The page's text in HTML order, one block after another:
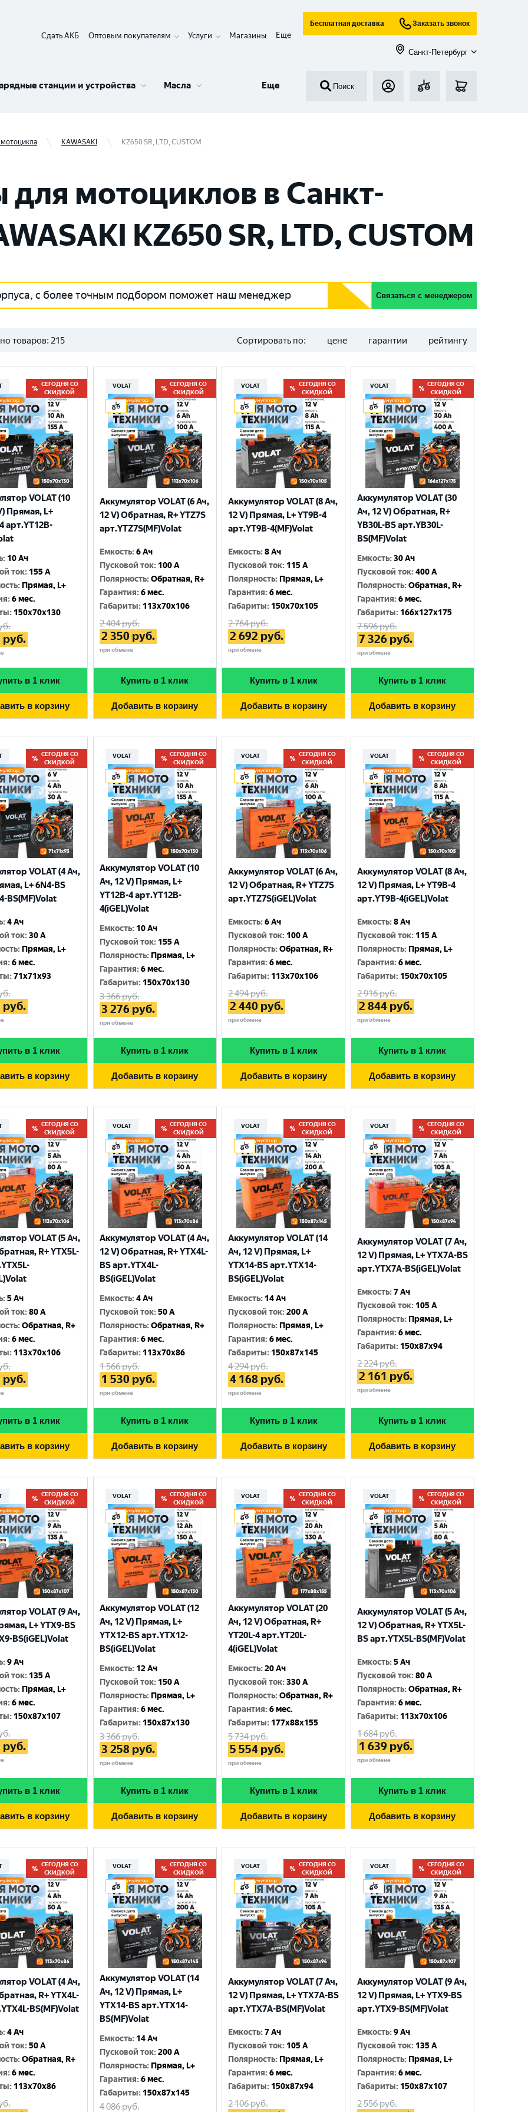
Сдать АКБ Оптовым покупателям Услуги Магазины Еще
Бесплатная доставка Заказать звонок
Санкт-Петербург
станции и устройства Масла Еще Поиск
KAWASAKI KZ650 SR, LTD, CUSTOM
мотоциклов в Санкт-
KZ650 SR, LTD, CUSTOM
с более точным подбором поможет наш менеджер Связаться с менеджером
товаров: 215 Сортировать по: цене гарантии рейтингу
СЕГОДНЯ СО
СКИДКОЙ
VOLAT (10
Прямая, L+
арт.YT12B-
: 10 Ач
ток: 155 A
: Прямая, L+
:6 мес.
: 150x70x130
руб.
в 1 клик
в корзину
VOLAT
СЕГОДНЯ СО
СКИДКОЙ
Аккумулятор VOLAT (6 Ач,
12 V) Обратная, R+ YTZ7S
арт.YTZ7S(MF)Volat
Емкость:6 Ач
Пусковой ток: 100 A
Полярность:Обратная, R+
Гарантия:6 мес.
Габариты: 113x70x106
2 404руб.
2 350 руб.
при обмене
Купить в 1 клик
Добавить в корзину
VOLAT
СЕГОДНЯ СО
СКИДКОЙ
Аккумулятор VOLAT (8 Ач,
12 V) Прямая, L+ YT9B-4
арт.YT9B-4(MF)Volat
Емкость:8 Ач
Пусковой ток: 115 A
Полярность: Прямая, L+
Гарантия:6 мес.
Габариты: 150x70x105
2 764руб.
2 692 руб.
при обмене
Купить в 1 клик
Добавить в корзину
VOLAT
СЕГОДНЯ СО
СКИДКОЙ
Аккумулятор VOLAT (30
Ач, 12 V) Обратная, R+
YB30L-BS арт.YB30L-
BS(MF)Volat
Емкость:30 Ач
Пусковой ток:400 A
Полярность:Обратная, R+
Гарантия:6 мес.
Габариты: 166x127x175
7 596руб.
7 326руб.
при обмене
Купить в 1 клик
Добавить в корзину
СЕГОДНЯ СО
СКИДКОЙ
VOLAT (4 Ач,
L+ 6N4-BS
BS(MF)Volat
:4 Ач
ток:30 A
: Прямая, L+
:6 мес.
:71x71x93
руб.
в 1 клик
в корзину
VOLAT
СЕГОДНЯ СО
СКИДКОЙ
Аккумулятор VOLAT (10
Ач, 12 V) Прямая, L+
YT12B-4 арт.YT12B-
4(iGEL)Volat
Емкость: 10 Ач
Пусковой ток: 155 A
Полярность: Прямая, L+
Гарантия:6 мес.
Габариты: 150x70x130
3 366руб.
3 276руб.
при обмене
Купить в 1 клик
Добавить в корзину
VOLAT
СЕГОДНЯ СО
СКИДКОЙ
Аккумулятор VOLAT (6 Ач,
12 V) Обратная, R+ YTZ7S
арт.YTZ7S(iGEL)Volat
Емкость:6 Ач
Пусковой ток: 100 A
Полярность:Обратная, R+
Гарантия:6 мес.
Габариты: 113x70x106
2 494руб.
2 440 руб.
при обмене
Купить в 1 клик
Добавить в корзину
VOLAT
СЕГОДНЯ СО
СКИДКОЙ
Аккумулятор VOLAT (8 Ач,
12 V) Прямая, L+ YT9B-4
арт.YT9B-4(iGEL)Volat
Емкость:8 Ач
Пусковой ток: 115 A
Полярность: Прямая, L+
Гарантия:6 мес.
Габариты: 150x70x105
2 916руб.
2 844руб.
при обмене
Купить в 1 клик
Добавить в корзину
СЕГОДНЯ СО
СКИДКОЙ
VOLAT (5 Ач,
R+ YTX5L-
:5 Ач
ток:80 A
:Обратная, R+
:6 мес.
: 113x70x106
руб.
в 1 клик
в корзину
VOLAT
СЕГОДНЯ СО
СКИДКОЙ
Аккумулятор VOLAT (4 Ач,
12 V) Обратная, R+ YTX4L-
BS арт.YTX4L-
BS(iGEL)Volat
Емкость:4 Ач
Пусковой ток:50 A
Полярность:Обратная, R+
Гарантия:6 мес.
Габариты: 113x70x86
1 566руб.
1 530 руб.
при обмене
Купить в 1 клик
Добавить в корзину
VOLAT
СЕГОДНЯ СО
СКИДКОЙ
Аккумулятор VOLAT (14
Ач, 12 V) Прямая, L+
YTX14-BS арт.YTX14-
BS(iGEL)Volat
Емкость: 14 Ач
Пусковой ток:200 A
Полярность: Прямая, L+
Гарантия:6 мес.
Габариты: 150x87x145
4 294руб.
4 168 руб.
при обмене
Купить в 1 клик
Добавить в корзину
VOLAT
СЕГОДНЯ СО
СКИДКОЙ
Аккумулятор VOLAT (7 Ач,
12 V) Прямая, L+ YTX7A-BS
арт.YTX7A-BS(iGEL)Volat
Емкость:7 Ач
Пусковой ток: 105 A
Полярность: Прямая, L+
Гарантия:6 мес.
Габариты: 150x87x94
2 224руб.
2 161 руб.
при обмене
Купить в 1 клик
Добавить в корзину
СЕГОДНЯ СО
СКИДКОЙ
VOLAT (9 Ач,
L+ YTX9-BS
BS(iGEL)Volat
:9 Ач
ток: 135 A
: Прямая, L+
:6 мес.
: 150x87x107
руб.
в 1 клик
в корзину
VOLAT
СЕГОДНЯ СО
СКИДКОЙ
Аккумулятор VOLAT (12
Ач, 12 V) Прямая, L+
YTX12-BS арт.YTX12-
BS(iGEL)Volat
Емкость: 12 Ач
Пусковой ток: 150 A
Полярность: Прямая, L+
Гарантия:6 мес.
Габариты: 150x87x130
3 366руб.
3 258 руб.
при обмене
Купить в 1 клик
Добавить в корзину
VOLAT
СЕГОДНЯ СО
СКИДКОЙ
Аккумулятор VOLAT (20
Ач, 12 V) Обратная, R+
YT20L-4 арт.YT20L-
4(iGEL)Volat
Емкость:20 Ач
Пусковой ток:330 A
Полярность:Обратная, R+
Гарантия:6 мес.
Габариты: 177x88x155
5 734руб.
5 554 руб.
при обмене
Купить в 1 клик
Добавить в корзину
VOLAT
СЕГОДНЯ СО
СКИДКОЙ
Аккумулятор VOLAT (5 Ач,
12 V) Обратная, R+ YTX5L-
BS арт.YTX5L-BS(MF)Volat
Емкость:5 Ач
Пусковой ток:80 A
Полярность:Обратная, R+
Гарантия:6 мес.
Габариты: 113x70x106
1 684руб.
1 639 руб.
при обмене
Купить в 1 клик
Добавить в корзину
СЕГОДНЯ СО
СКИДКОЙ
VOLAT (4 Ач,
R+ YTX4L-
BS(MF)Volat
:4 Ач
ток:50 A
:Обратная, R+
:6 мес.
: 113x70x86
VOLAT
СЕГОДНЯ СО
СКИДКОЙ
Аккумулятор VOLAT (14
Ач, 12 V) Прямая, L+
YTX14-BS арт.YTX14-
BS(MF)Volat
Емкость: 14 Ач
Пусковой ток:200 A
Полярность: Прямая, L+
Гарантия:6 мес.
Габариты: 150x87x145
4 086руб.
VOLAT
СЕГОДНЯ СО
СКИДКОЙ
Аккумулятор VOLAT (7 Ач,
12 V) Прямая, L+ YTX7A-BS
арт.YTX7A-BS(MF)Volat
Емкость:7 Ач
Пусковой ток: 105 A
Полярность: Прямая, L+
Гарантия:6 мес.
Габариты: 150x87x94
2 106руб.
VOLAT
СЕГОДНЯ СО
СКИДКОЙ
Аккумулятор VOLAT (9 Ач,
12 V) Прямая, L+ YTX9-BS
арт.YTX9-BS(MF)Volat
Емкость:9 Ач
Пусковой ток: 135 A
Полярность: Прямая, L+
Гарантия:6 мес.
Габариты: 150x87x107
2 556руб.
Выберите ваш город
Великий Новгород
Москва
Санкт-Петербург
Смоленск